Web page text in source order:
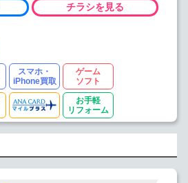
チラシを見る
スマホ・
iPhone買取
ゲーム
ソフト
お手軽
リフォーム